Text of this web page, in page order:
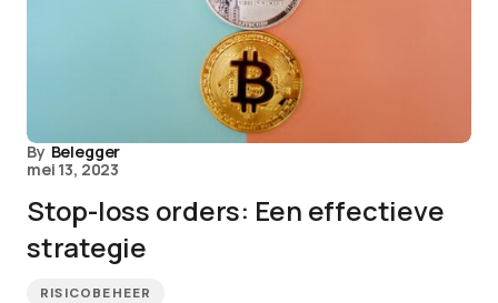
By Belegger
mei 13, 2023
Stop-loss orders: Een effectieve
strategie
RISICOBEHEER